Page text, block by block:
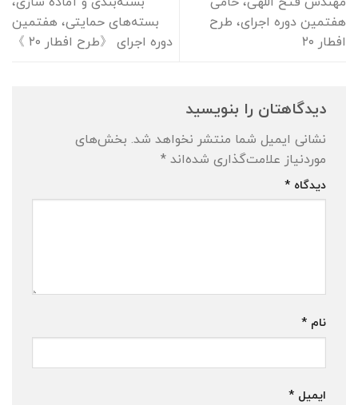
هفتمین دوره اجرای، طرح
افطار ۲۰
بسته‌های حمایتی، هفتمین
دوره اجرای 《طرح افطار ۲۰ 》
دیدگاهتان را بنویسید
نشانی ایمیل شما منتشر نخواهد شد. بخش‌های
موردنیاز علامت‌گذاری شده‌اند *
دیدگاه *
نام *
ایمیل *